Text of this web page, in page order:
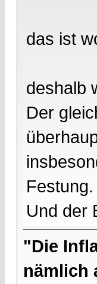
das ist
deshalb
Der
Festung.
Und der
"Die
nämlich